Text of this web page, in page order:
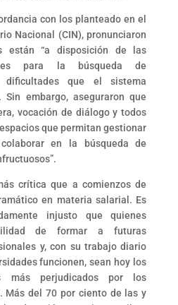
con los planteado en el
Nacional (CIN), pronunciaron
están “a disposición de las
para la búsqueda de
dificultades que el sistema
Sin embargo, aseguraron que
vocación de diálogo y todos
que permitan gestionar
en la búsqueda de
crítica que a comienzos de
en materia salarial. Es
injusto que quienes
de formar a futuras
y, con su trabajo diario
funcionen, sean hoy los
más perjudicados por los
Más del 70 por ciento de las y